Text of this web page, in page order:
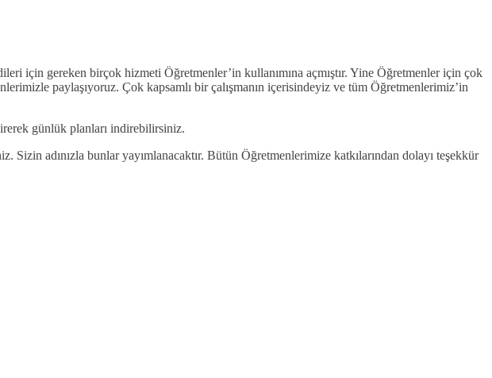
için gereken birçok hizmeti Öğretmenler’in kullanımına açmıştır. Yine Öğretmenler için çok
paylaşıyoruz. Çok kapsamlı bir çalışmanın içerisindeyiz ve tüm Öğretmenlerimiz’in
günlük planları indirebilirsiniz.
Sizin adınızla bunlar yayımlanacaktır. Bütün Öğretmenlerimize katkılarından dolayı teşekkür